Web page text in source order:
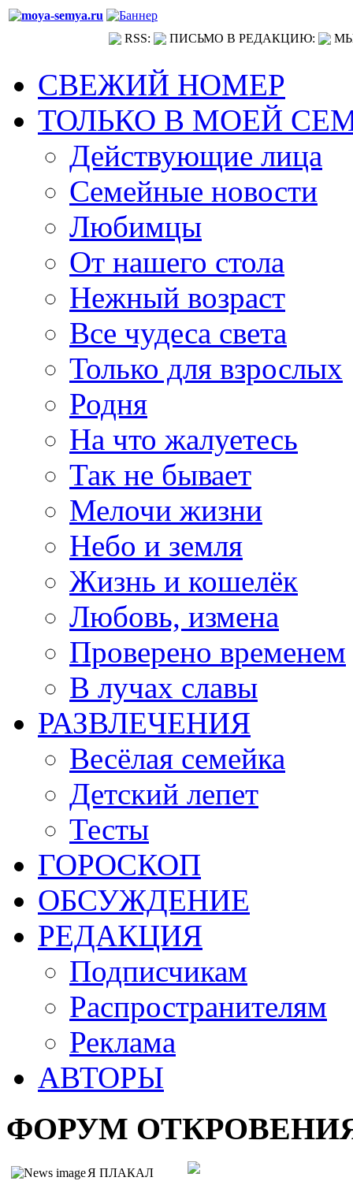
RSS: ПИСЬМО В РЕДАКЦИЮ:
СВЕЖИЙ НОМЕР
ТОЛЬКО В МОЕЙ
Действующие лица
Семейные новости
Любимцы
От нашего стола
Нежный возраст
Все чудеса света
Только для взрослых
Родня
На что жалуетесь
Так не бывает
Мелочи жизни
Небо и земля
Жизнь и кошелёк
Любовь, измена
Проверено временем
В лучах славы
РАЗВЛЕЧЕНИЯ
Весёлая семейка
Детский лепет
Тесты
ГОРОСКОП
ОБСУЖДЕНИЕ
РЕДАКЦИЯ
Подписчикам
Распространителям
Реклама
АВТОРЫ
ФОРУМ
Я ПЛАКАЛ